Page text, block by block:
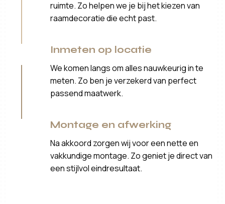
ruimte. Zo helpen we je bij het kiezen van
raamdecoratie die echt past.
Inmeten op locatie
We komen langs om alles nauwkeurig in te
meten. Zo ben je verzekerd van perfect
passend maatwerk.
Montage en afwerking
Na akkoord zorgen wij voor een nette en
vakkundige montage. Zo geniet je direct van
een stijlvol eindresultaat.